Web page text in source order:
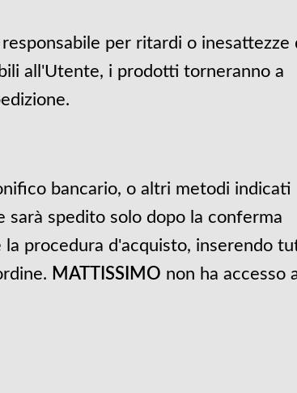
per ritardi o inesattezze
all'Utente, i prodotti torneranno a
bancario, o altri metodi indicati
sarà spedito solo dopo la conferma
procedura d'acquisto, inserendo
MATTISSIMO non ha accesso